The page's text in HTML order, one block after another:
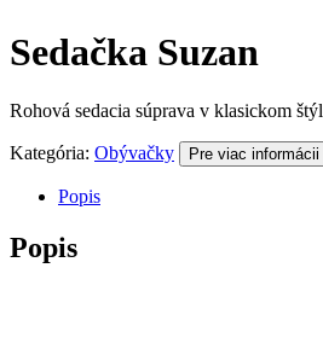
Sedačka Suzan
Rohová sedacia súprava v klasickom
Kategória: Obývačky Pre viac
Popis
Popis